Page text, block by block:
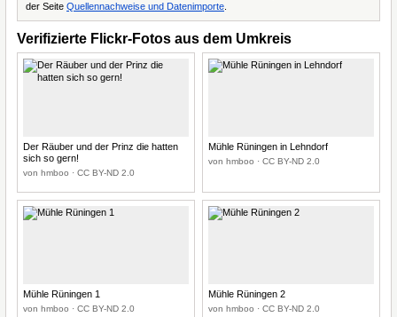
der Seite Quellennachweise und Datenimporte
Verifizierte Flickr-Fotos aus dem Umkreis
Der Räuber und der Prinz die hatten
sich so gern!
von hmboo · CC BY-ND 2.0
Mühle Rüningen in Lehndorf
von hmboo · CC BY-ND 2.0
Mühle Rüningen 1
von hmboo · CC BY-ND 2.0
Mühle Rüningen 2
von hmboo · CC BY-ND 2.0